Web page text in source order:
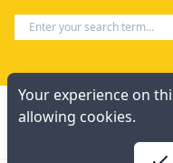
Your experience on
allowing cookies.